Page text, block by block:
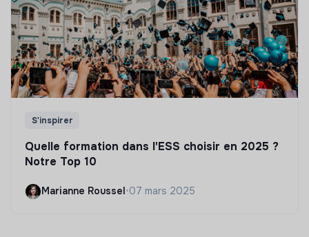
S'inspirer
Quelle formation dans l'ESS choisir en 2025 ?
Notre Top 10
Marianne Roussel•07 mars 2025